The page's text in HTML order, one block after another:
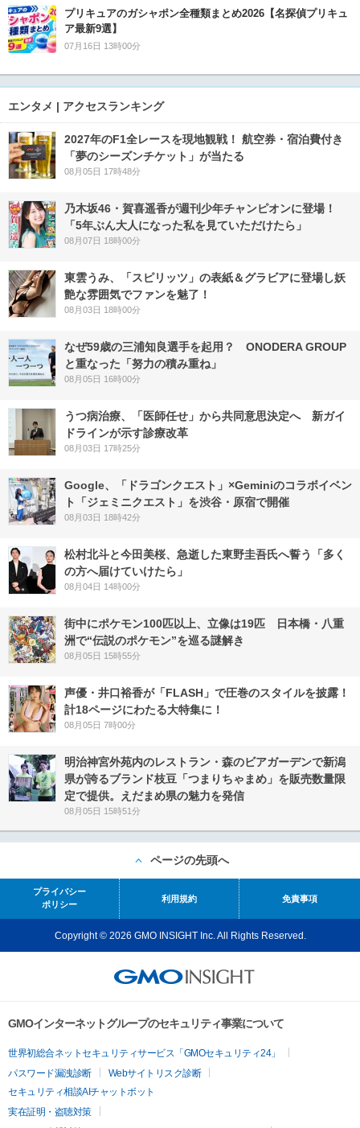
プリキュアのガシャポン全種類まとめ2026【名探偵プリキュ
ア最新9選】
07月16日 13時00分
エンタメ | アクセスランキング
2027年のF1全レースを現地観戦！ 航空券・宿泊費付き
「夢のシーズンチケット」が当たる
08月05日 17時48分
乃木坂46・賀喜遥香が週刊少年チャンピオンに登場！
「5年ぶん大人になった私を見ていただけたら」
08月07日 18時00分
東雲うみ、「スピリッツ」の表紙＆グラビアに登場し妖
艶な雰囲気でファンを魅了！
08月03日 18時00分
なぜ59歳の三浦知良選手を起用？ ONODERA GROUP
と重なった「努力の積み重ね」
08月05日 16時00分
うつ病治療、「医師任せ」から共同意思決定へ 新ガイ
ドラインが示す診療改革
08月03日 17時25分
Google、「ドラゴンクエスト」×Geminiのコラボイベン
ト「ジェミニクエスト」を渋谷・原宿で開催
08月03日 18時42分
松村北斗と今田美桜、急逝した東野圭吾氏へ誓う「多く
の方へ届けていけたら」
08月04日 14時00分
街中にポケモン100匹以上、立像は19匹 日本橋・八重
洲で“伝説のポケモン”を巡る謎解き
08月05日 15時55分
声優・井口裕香が「FLASH」で圧巻のスタイルを披露！
計18ページにわたる大特集に！
08月05日 7時00分
明治神宮外苑内のレストラン・森のビアガーデンで新潟
県が誇るブランド枝豆「つまりちゃまめ」を販売数量限
定で提供。えだまめ県の魅力を発信
08月05日 15時51分
ページの先頭へ
プライバシー
ポリシー
利用規約 免責事項
Copyright © 2026 GMO INSIGHT Inc. All Rights Reserved.
GMOインターネットグループのセキュリティ事業について
世界初総合ネットセキュリティサービス「GMOセキュリティ24」
パスワード漏洩診断
Webサイトリスク診断
セキュリティ相談AIチャットボット
実在証明・盗聴対策